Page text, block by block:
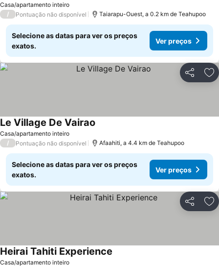
Casa/apartamento inteiro
/ Pontuação não disponível Taiarapu-Ouest, a 0.2 km de Teahupoo
Selecione as datas para ver os preços
exatos.
Ver preços
Partilhar
Casa/apartamento inteiro
Le Village De Vairao
/ Pontuação não disponível Afaahiti, a 4.4 km de Teahupoo
Selecione as datas para ver os preços
exatos.
Ver preços
Partilhar
Casa/apartamento inteiro
Heirai Tahiti Experience